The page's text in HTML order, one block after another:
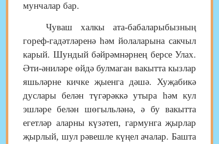
мунчалар бар.
Чуваш халкы ата-бабаларыбызның
гореф-гадәтләренә һәм йолаларына сакчыл
карый. Шундый бәйрәмнәрнең берсе Улах.
Әти-әниләре өйдә булмаган вакытта кызлар
яшьләрне кичке җыенга дәшә. Хуҗабикә
дуслары белән түгәрәккә утыра һәм кул
эшләре белән шөгыльләнә, ә бу вакытта
егетләр аларны күзәтеп, гармунга җырлар
җырлый, шул рәвешле күңел ачалар. Башта